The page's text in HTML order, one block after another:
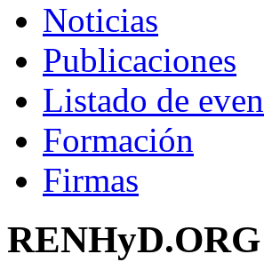
Noticias
Publicaciones
Listado de
Formación
Firmas
RENHyD.ORG